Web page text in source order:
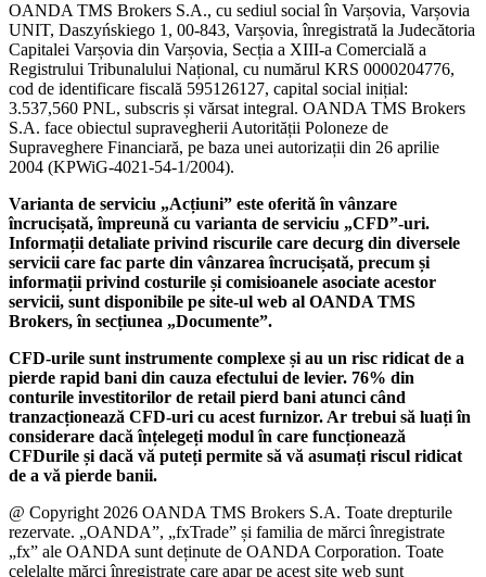
OANDA TMS Brokers S.A., cu sediul social în Varșovia, Varșovia
UNIT, Daszyńskiego 1, 00-843, Varșovia, înregistrată la Judecătoria
Capitalei Varșovia din Varșovia, Secția a XIII-a Comercială a
Registrului Tribunalului Național, cu numărul KRS 0000204776,
cod de identificare fiscală 595126127, capital social inițial:
3.537,560 PNL, subscris și vărsat integral. OANDA TMS Brokers
S.A. face obiectul supravegherii Autorității Poloneze de
Supraveghere Financiară, pe baza unei autorizații din 26 aprilie
2004 (KPWiG-4021-54-1/2004).
Varianta de serviciu „Acțiuni” este oferită în vânzare
încrucișată, împreună cu varianta de serviciu „CFD”-uri.
Informații detaliate privind riscurile care decurg din diversele
servicii care fac parte din vânzarea încrucișată, precum și
informații privind costurile și comisioanele asociate acestor
servicii, sunt disponibile pe site-ul web al OANDA TMS
Brokers, în secțiunea „Documente”.
CFD-urile sunt instrumente complexe și au un risc ridicat de a
pierde rapid bani din cauza efectului de levier. 76% din
conturile investitorilor de retail pierd bani atunci când
tranzacționează CFD-uri cu acest furnizor. Ar trebui să luați în
considerare dacă înțelegeți modul în care funcționează
CFDurile și dacă vă puteți permite să vă asumați riscul ridicat
de a vă pierde banii.
@ Copyright 2026 OANDA TMS Brokers S.A. Toate drepturile
rezervate. „OANDA”, „fxTrade” și familia de mărci înregistrate
„fx” ale OANDA sunt deținute de OANDA Corporation. Toate
celelalte mărci înregistrate care apar pe acest site web sunt